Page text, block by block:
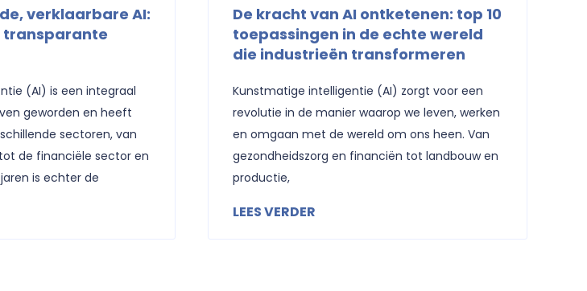
verklaarbare AI:
transparante
(AI) is een integraal
geworden en heeft
sectoren, van
de financiële sector en
is echter de
De kracht van AI ontketenen: top 10
toepassingen in de echte wereld
die industrieën transformeren
Kunstmatige intelligentie (AI) zorgt voor een
revolutie in de manier waarop we leven, werken
en omgaan met de wereld om ons heen. Van
gezondheidszorg en financiën tot landbouw en
productie,
LEES VERDER